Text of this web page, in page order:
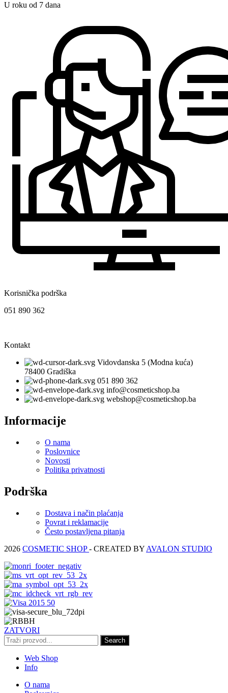
U roku od 7 dana
Korisnička podrška
051 890 362
Kontakt
Vidovdanska 5 (Modna kuća)
78400 Gradiška
051 890 362
info@cosmeticshop.ba
webshop@cosmeticshop.ba
Informacije
O nama
Poslovnice
Novosti
Politika privatnosti
Podrška
Dostava i način plaćanja
Povrat i reklamacije
Često postavljena pitanja
2026 COSMETIC SHOP- CREATED BY AVALON STUDIO
ZATVORI
Search
Web Shop
Info
O nama